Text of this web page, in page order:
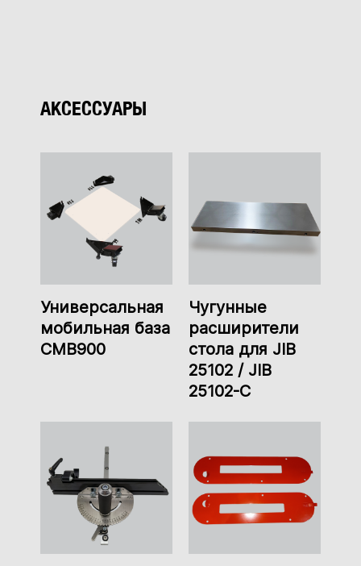
АКСЕССУАРЫ
Универсальная
мобильная база
CMB900
Чугунные
расширители
стола для JIB
25102 / JIB
25102-C